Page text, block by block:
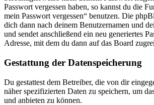
Passwort vergessen haben, so kannst du die
mein Passwort vergessen“ benutzen. Die
dich dann nach deinem Benutzernamen und
und sendet anschließend ein neu generiertes
Adresse, mit dem du dann auf das Board
Gestattung der Datenspeicherung
Du gestattest dem Betreiber, die von dir
näher spezifizierten Daten zu speichern, um
und anbieten zu können.